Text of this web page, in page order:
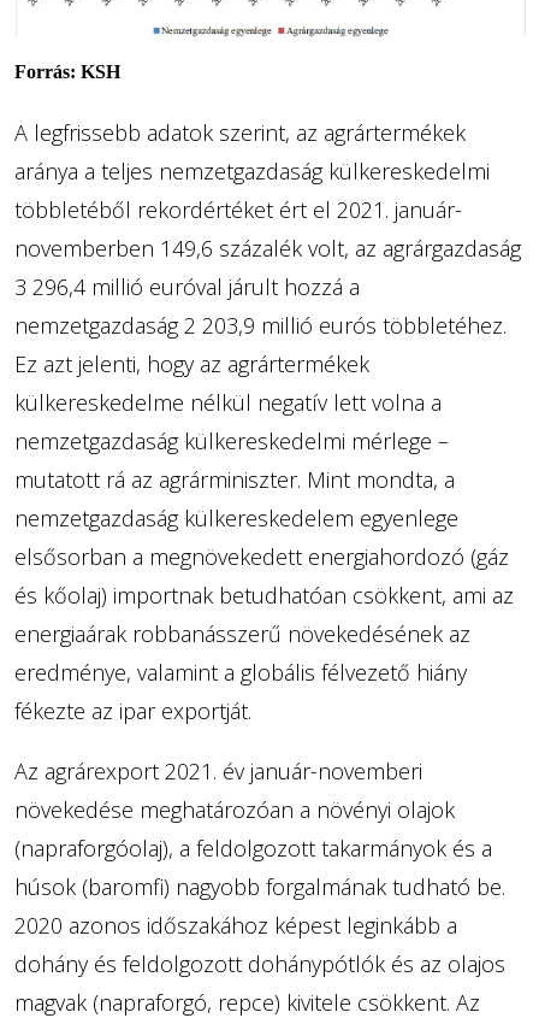
Forrás: KSH
A legfrissebb adatok szerint, az agrártermékek
aránya a teljes nemzetgazdaság külkereskedelmi
többletéből rekordértéket ért el 2021. január-
novemberben 149,6 százalék volt, az agrárgazdaság
3 296,4 millió euróval járult hozzá a
nemzetgazdaság 2 203,9 millió eurós többletéhez.
Ez azt jelenti, hogy az agrártermékek
külkereskedelme nélkül negatív lett volna a
nemzetgazdaság külkereskedelmi mérlege –
mutatott rá az agrárminiszter. Mint mondta, a
nemzetgazdaság külkereskedelem egyenlege
elsősorban a megnövekedett energiahordozó (gáz
és kőolaj) importnak betudhatóan csökkent, ami az
energiaárak robbanásszerű növekedésének az
eredménye, valamint a globális félvezető hiány
fékezte az ipar exportját.
Az agrárexport 2021. év január-novemberi
növekedése meghatározóan a növényi olajok
(napraforgóolaj), a feldolgozott takarmányok és a
húsok (baromfi) nagyobb forgalmának tudható be.
2020 azonos időszakához képest leginkább a
dohány és feldolgozott dohánypótlók és az olajos
magvak (napraforgó, repce) kivitele csökkent. Az